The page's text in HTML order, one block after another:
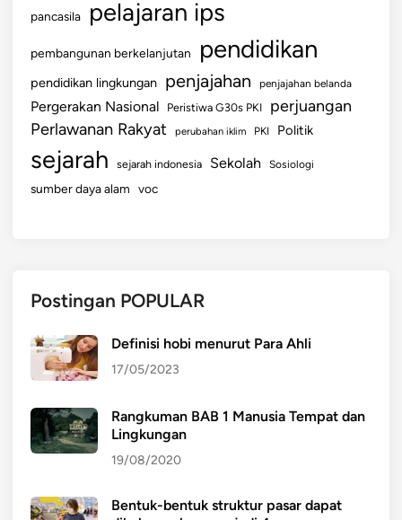
pancasila pelajaran ips
pembangunan berkelanjutan pendidikan
pendidikan lingkungan penjajahan penjajahan belanda
Pergerakan Nasional Peristiwa G30s PKI perjuangan
Perlawanan Rakyat perubahan iklim PKI Politik
sejarah sejarah indonesia Sekolah Sosiologi
sumber daya alam voc
Postingan POPULAR
Definisi hobi menurut Para Ahli
17/05/2023
Rangkuman BAB 1 Manusia Tempat dan
Lingkungan
19/08/2020
Bentuk-bentuk struktur pasar dapat